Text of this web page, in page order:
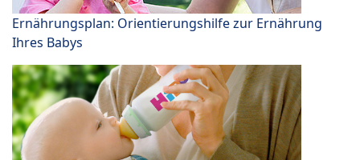
Ernährungsplan: Orientierungshilfe zur Ernährung
Ihres Babys